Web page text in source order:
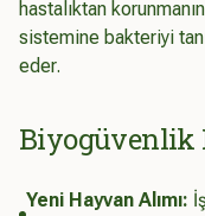
hastalıktan
sistemine bakteriyi
eder.
Biyogüvenlik
Yeni Hayvan Alımı: